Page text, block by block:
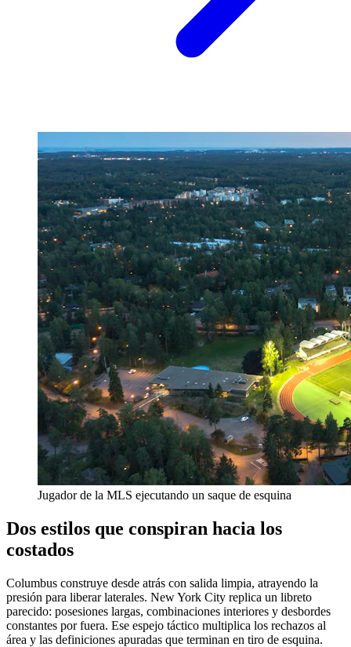
Jugador de la MLS ejecutando un saque de esquina
Dos estilos que conspiran hacia los
costados
Columbus construye desde atrás con salida limpia, atrayendo la
presión para liberar laterales. New York City replica un libreto
parecido: posesiones largas, combinaciones interiores y desbordes
constantes por fuera. Ese espejo táctico multiplica los rechazos al
área y las definiciones apuradas que terminan en tiro de esquina.